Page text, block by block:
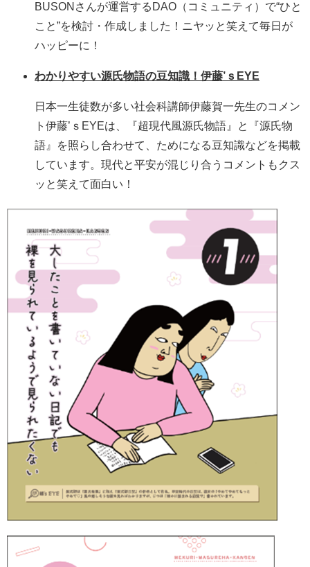
BUSONさんが運営するDAO（コミュニティ）で“ひと
こと”を検討・作成しました！ニヤッと笑えて毎日が
ハッピーに！
わかりやすい源氏物語の豆知識！伊藤’ｓEYE
日本一生徒数が多い社会科講師伊藤賀一先生のコメン
ト伊藤’ｓEYEは、『超現代風源氏物語』と『源氏物
語』を照らし合わせて、ためになる豆知識などを掲載
しています。現代と平安が混じり合うコメントもクス
ッと笑えて面白い！